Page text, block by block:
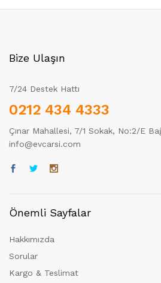
Bize Ulaşın
7/24 Destek Hattı
0212 434 4333
Çınar Mahallesi, 7/1 Sokak, No:2/E
info@evcarsi.com
Önemli Sayfalar
Hakkımızda
Sorular
Kargo & Teslimat